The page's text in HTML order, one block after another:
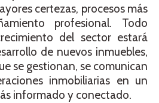
certezas, procesos más
profesional. Todo
del sector estará
de nuevos inmuebles,
se gestionan, se comunican
inmobiliarias en un
informado y conectado.